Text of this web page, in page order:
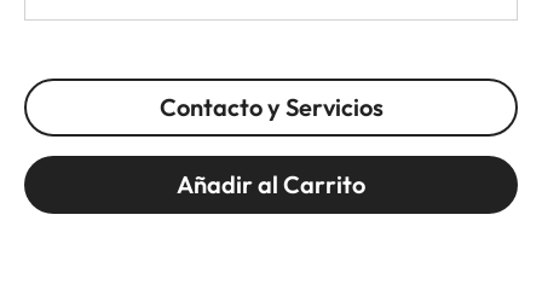
Contacto y Servicios
Añadir al Carrito